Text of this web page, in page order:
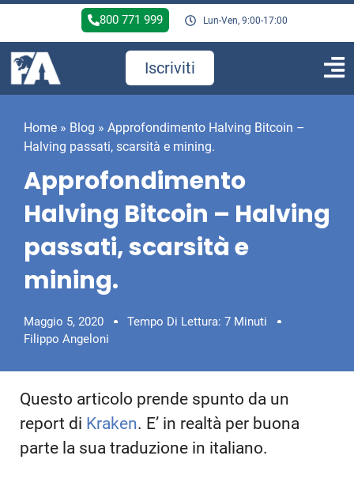
800 771 999 Lun-Ven, 9:00-17:00
Iscriviti
Home » Blog » Approfondimento Halving Bitcoin –
Halving passati, scarsità e mining.
Approfondimento
Halving Bitcoin – Halving
passati, scarsità e
mining.
Maggio 5, 2020
Tempo Di Lettura: 7 Minuti
Filippo Angeloni
Questo articolo prende spunto da un
report di Kraken. E’ in realtà per buona
parte la sua traduzione in italiano.